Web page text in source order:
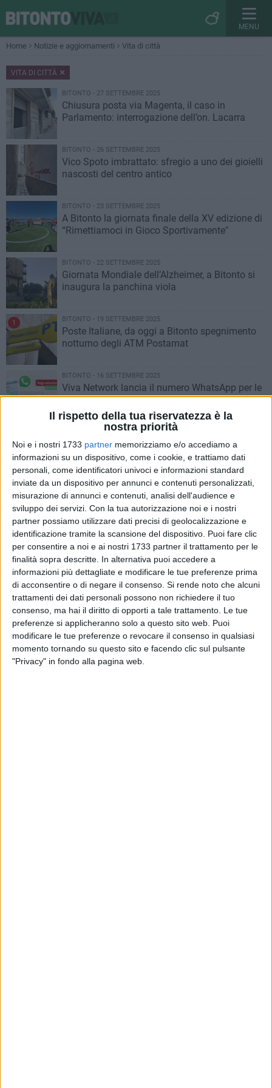
Il rispetto della tua riservatezza è la
nostra priorità
Noi e i nostri 1733 partner memorizziamo e/o accediamo a
informazioni su un dispositivo, come i cookie, e trattiamo dati
personali, come identificatori univoci e informazioni standard
inviate da un dispositivo per annunci e contenuti personalizzati,
misurazione di annunci e contenuti, analisi dell'audience e
sviluppo dei servizi. Con la tua autorizzazione noi e i nostri
partner possiamo utilizzare dati precisi di geolocalizzazione e
identificazione tramite la scansione del dispositivo. Puoi fare clic
per consentire a noi e ai nostri 1733 partner il trattamento per le
finalità sopra descritte. In alternativa puoi accedere a
informazioni più dettagliate e modificare le tue preferenze prima
di acconsentire o di negare il consenso. Si rende noto che alcuni
trattamenti dei dati personali possono non richiedere il tuo
consenso, ma hai il diritto di opporti a tale trattamento. Le tue
preferenze si applicheranno solo a questo sito web. Puoi
modificare le tue preferenze o revocare il consenso in qualsiasi
momento tornando su questo sito e facendo clic sul pulsante
"Privacy" in fondo alla pagina web.
MENU
Home Notizie e aggiornamenti Vita di città
VITA DI CITTÀ
BITONTO - 27 SETTEMBRE 2025
Chiusura posta via Magenta, il caso in
Parlamento: interrogazione dell’on. Lacarra
BITONTO - 26 SETTEMBRE 2025
Vico Spoto imbrattato: sfregio a uno dei gioielli
nascosti del centro antico
BITONTO - 23 SETTEMBRE 2025
A Bitonto la giornata finale della XV edizione di
“Rimettiamoci in Gioco Sportivamente"
BITONTO - 22 SETTEMBRE 2025
Giornata Mondiale dell’Alzheimer, a Bitonto si
inaugura la panchina viola
1 BITONTO - 19 SETTEMBRE 2025
Poste Italiane, da oggi a Bitonto spegnimento
notturno degli ATM Postamat
BITONTO - 16 SETTEMBRE 2025
Viva Network lancia il numero WhatsApp per le
segnalazioni dei lettori
BITONTO - 15 SETTEMBRE 2025
Bitonto piange Mimmo Colasanto, il ricordo
commosso di Nicola Pice
BITONTO - 15 SETTEMBRE 2025
Migranti naufragati, a Bitonto c'è la Croce del
Mare Nostrum
BITONTO - 10 SETTEMBRE 2025
Pietro Latilla, il signore che aiuta a ripulire
piazza San Pio: «Esempio per tutti»
BITONTO - 5 SETTEMBRE 2025
Stop a bivacchi e assembramenti alla
"Pescara" su corso Vittorio Emanuele
BITONTO - 23 AGOSTO 2025
Rete di affetto per Michele: il senzatetto